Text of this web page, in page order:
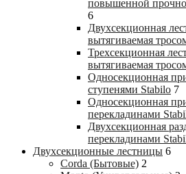
повышенной
6
Двухсекционная
вытягиваемая
Трехсекционная
вытягиваемая
Односекционная
ступенями Stabilo 7
Односекционная
перекладинами
Двухсекционная
перекладинами
Двухсекционные лестницы 6
Corda (Бытовые) 2